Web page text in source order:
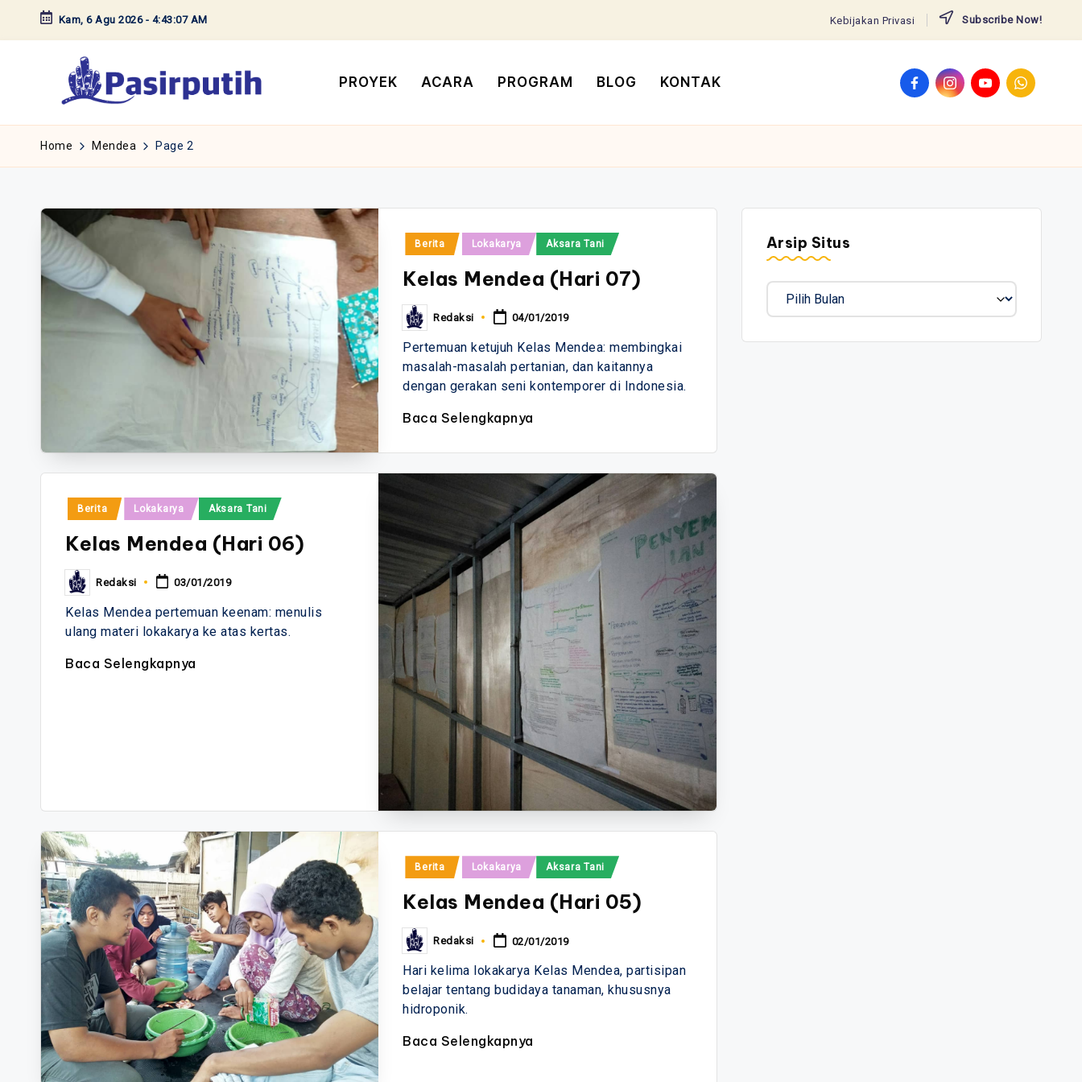
Skip
Kam, 6 Agu 2026- 4:43:08 AM Kebijakan Privasi Subscribe Now!
PROYEK ACARA PROGRAM BLOG KONTAK FacebookInstagram
YouTubeWhatsApp
Home Mendea Page 2
Posted
in
Aksara Tani
Berita Lokakarya
Kelas Mendea (Hari 07)
Posted
by
Redaksi 04/01/2019
Pertemuan ketujuh Kelas Mendea: membingkai
masalah-masalah pertanian, dan kaitannya
dengan gerakan seni kontemporer di Indonesia.
Baca Selengkapnya
Posted
in
Aksara Tani
Berita Lokakarya
Kelas Mendea (Hari 06)
Posted
by
Redaksi 03/01/2019
Kelas Mendea pertemuan keenam: menulis
ulang materi lokakarya ke atas kertas.
Baca Selengkapnya
Posted
Aksara Tani
Berita Lokakarya
Kelas Mendea (Hari 05)
Posted
by
Redaksi 02/01/2019
Hari kelima lokakarya Kelas Mendea, partisipan
belajar tentang budidaya tanaman, khususnya
hidroponik.
Baca Selengkapnya
Arsip Situs
Arsip
Situs